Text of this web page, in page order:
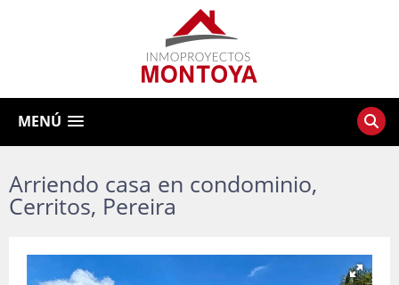
MENÚ
Arriendo casa en condominio,
Cerritos, Pereira